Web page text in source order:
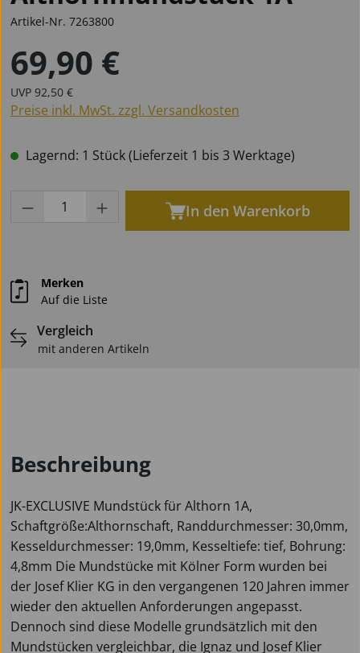
Artikel-Nr. 7263800
Regulärer Preis:
69,90 €
UVP Regulärer Preis:
92,50 €
Preise inkl. MwSt. zzgl. Versandkosten
Lagernd: 1 Stück (Lieferzeit 1 bis 3 Werktage)
Produkt Anzahl: Gib den gewünschten
In den Warenkorb
Merken
Auf die Liste
Vergleich
mit anderen Artikeln
Beschreibung
JK-EXCLUSIVE Mundstück für Althorn 1A,
Schaftgröße:Althornschaft, Randdurchmesser: 30,0mm,
Kesseldurchmesser: 19,0mm, Kesseltiefe: tief, Bohrung:
4,8mm Die Mundstücke mit Kölner Form wurden bei
der Josef Klier KG in den vergangenen 120 Jahren immer
wieder den aktuellen Anforderungen angepasst.
Dennoch sind diese Modelle grundsätzlich mit den
Mundstücken vergleichbar, die Ignaz und Josef Klier